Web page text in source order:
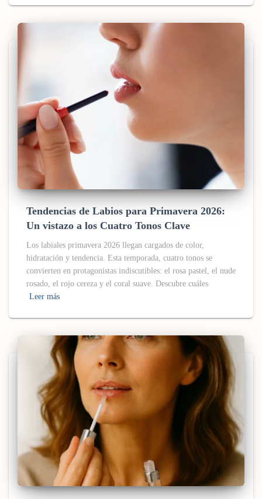
Tendencias de Labios para Primavera 2026:
Un vistazo a los Cuatro Tonos Clave
Los labiales primavera 2026 llegan cargados de color,
hidratación y tendencia. Esta temporada, cuatro tonos se
convierten en protagonistas indiscutibles: el rosa pastel, el nude
rosado, el rojo cereza y el coral suave. Descubre cuáles
Leer más